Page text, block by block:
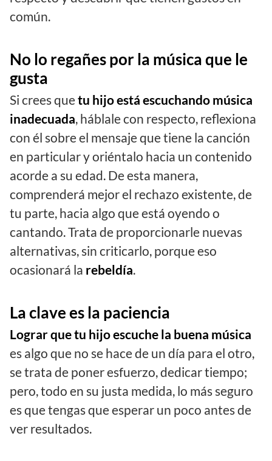
común.
No lo regañes por la música que le
gusta
Si crees quetu hijo está escuchando música
inadecuada, háblale con respecto, reflexiona
con él sobre el mensaje que tiene la canción
en particular y oriéntalo hacia un contenido
acorde a su edad. De esta manera,
comprenderá mejor el rechazo existente, de
tu parte, hacia algo que está oyendo o
cantando. Trata de proporcionarle nuevas
alternativas, sin criticarlo, porque eso
ocasionará la rebeldía.
La clave es la paciencia
Lograr que tu hijo escuche la buena música
es algo que no se hace de un día para el otro,
se trata de poner esfuerzo, dedicar tiempo;
pero, todo en su justa medida, lo más seguro
es que tengas que esperar un poco antes de
ver resultados.